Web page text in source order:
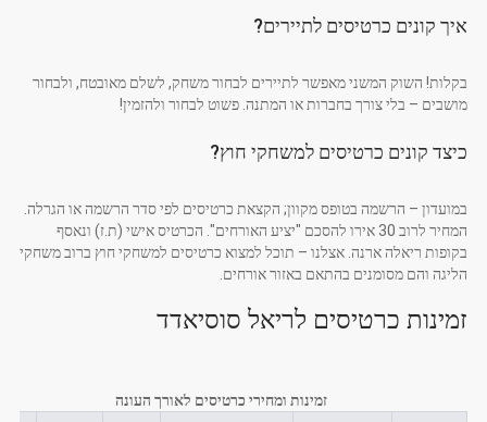
איך קונים כרטיסים לתיירים?
בקלות! השוק המשני מאפשר לתיירים לבחור משחק, לשלם מאובטח, ולבחור
מושבים – בלי צורך בחברות או המתנה. פשוט לבחור ולהזמין!
כיצד קונים כרטיסים למשחקי חוץ?
במועדון – הרשמה בטופס מקוון; הקצאת כרטיסים לפי סדר הרשמה או הגרלה.
המחיר לרוב 30 אירו להסכם "יציע האורחים". הכרטיס אישי (ת.ז) ונאסף
בקופות ריאלה ארנה. אצלנו – תוכל למצוא כרטיסים למשחקי חוץ ברוב משחקי
הליגה והם מסומנים בהתאם באזור אורחים.
זמינות כרטיסים לריאל סוסיאדד
זמינות ומחירי כרטיסים לאורך העונה